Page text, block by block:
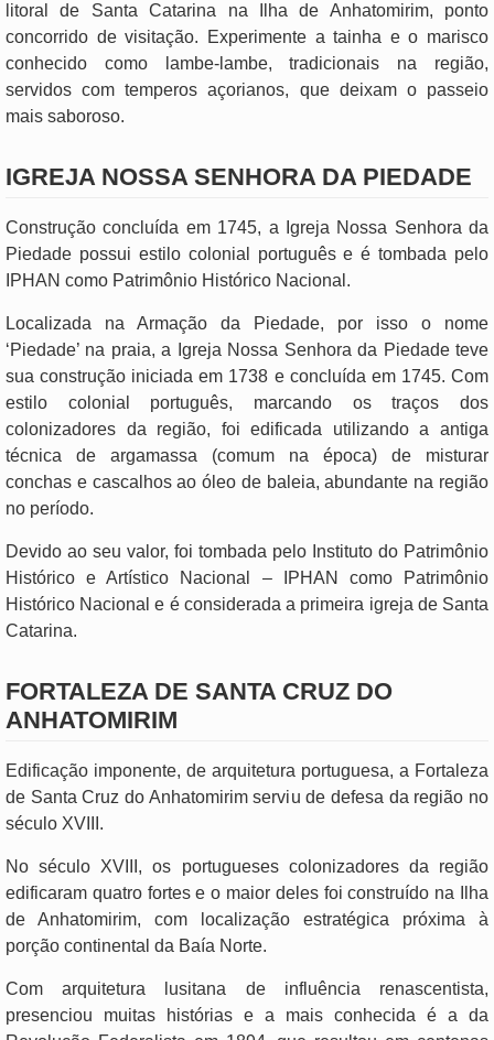
litoral de Santa Catarina na Ilha de Anhatomirim, ponto
concorrido de visitação. Experimente a tainha e o marisco
conhecido como lambe-lambe, tradicionais na região,
servidos com temperos açorianos, que deixam o passeio
mais saboroso.
IGREJA NOSSA SENHORA DA PIEDADE
Construção concluída em 1745, a Igreja Nossa Senhora da
Piedade possui estilo colonial português e é tombada pelo
IPHAN como Patrimônio Histórico Nacional.
Localizada na Armação da Piedade, por isso o nome
‘Piedade’ na praia, a Igreja Nossa Senhora da Piedade teve
sua construção iniciada em 1738 e concluída em 1745. Com
estilo colonial português, marcando os traços dos
colonizadores da região, foi edificada utilizando a antiga
técnica de argamassa (comum na época) de misturar
conchas e cascalhos ao óleo de baleia, abundante na região
no período.
Devido ao seu valor, foi tombada pelo Instituto do Patrimônio
Histórico e Artístico Nacional – IPHAN como Patrimônio
Histórico Nacional e é considerada a primeira igreja de Santa
Catarina.
FORTALEZA DE SANTA CRUZ DO
ANHATOMIRIM
Edificação imponente, de arquitetura portuguesa, a Fortaleza
de Santa Cruz do Anhatomirim serviu de defesa da região no
século XVIII.
No século XVIII, os portugueses colonizadores da região
edificaram quatro fortes e o maior deles foi construído na Ilha
de Anhatomirim, com localização estratégica próxima à
porção continental da Baía Norte.
Com arquitetura lusitana de influência renascentista,
presenciou muitas histórias e a mais conhecida é a da